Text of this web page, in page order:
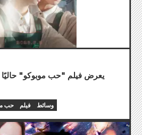
يعرض فيلم "حب موبوكو" حاليًا
حب فيلم وسائط